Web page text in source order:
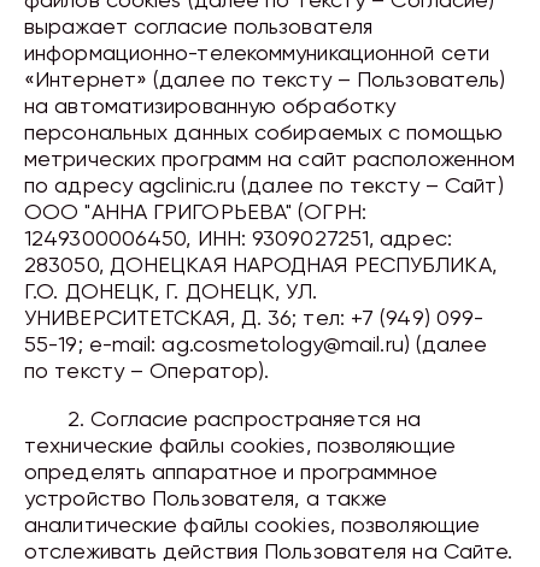
выражает согласие пользователя
информационно-телекоммуникационной сети
«Интернет» (далее по тексту – Пользователь)
на автоматизированную обработку
персональных данных собираемых с помощью
метрических программ на сайт расположенном
по адресу agcliniс.ru (далее по тексту – Сайт)
ООО "АННА ГРИГОРЬЕВА" (ОГРН:
1249300006450, ИНН: 9309027251, адрес:
283050, ДОНЕЦКАЯ НАРОДНАЯ РЕСПУБЛИКА,
Г.О. ДОНЕЦК, Г. ДОНЕЦК, УЛ.
УНИВЕРСИТЕТСКАЯ, Д. 36; тел: +7 (949) 099-
55-19; e-mail: ag.cosmetology@mail.ru) (далее
по тексту – Оператор).
2. Согласие распространяется на
технические файлы cookies, позволяющие
определять аппаратное и программное
устройство Пользователя, а также
аналитические файлы cookies, позволяющие
отслеживать действия Пользователя на Сайте.